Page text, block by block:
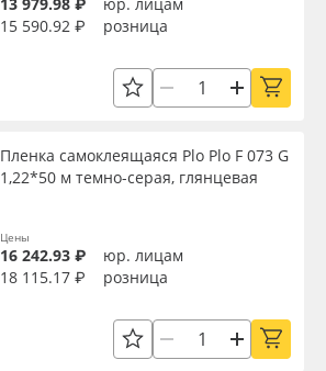
15 590.92 ₽
розница
Пленка самоклеящаяся Plo Plo F 073 G
1,22*50 м темно-серая, глянцевая
Цены
16 242.93 ₽
юр. лицам
18 115.17 ₽
розница